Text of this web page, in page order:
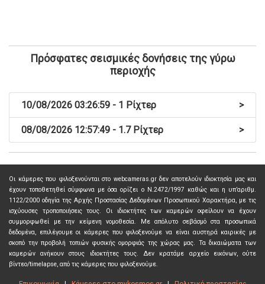
Πρόσφατες σεισμικές δονήσεις της γύρω
περιοχής
>
10/08/2026 03:26:59 - 1 Ρίχτερ
>
08/08/2026 12:57:49 - 1.7 Ρίχτερ
Οι κάμερες που φιλοξενούνται στο webcameras.gr δεν αποτελούν ιδιοκτησία μας και
έχουν τοποθετηθεί σύμφωνα με όσα ορίζει ο Ν.2472/1997 καθώς και η υπ’αριθμ.
1122/2000 οδηγία της Αρχής Προστασίας Δεδομένων Προσωπικού Χαρακτήρα, με τις
ισχύουσες τροποποιήσεις τους. Οι ιδιοκτήτες των καμερών οφείλουν να έχουν
συμμορφωθεί με την κείμενη νομοθεσία. Με απόλυτο σεβάσμό στα προσωπικά
δεδομένα, επιλέγουμε οι κάμερες που φιλοξενούμε να είναι αυστηρά καιρικές με
σκοπό την προβολή τοπιών φυσικής ομορφιάς της χώρας μας. Τα δικαιώματα των
καμερών ανήκουν στους ιδιοκτήτες τους. Δεν κρατάμε αρχείο εικόνων, ούτε
βίντεο/timelapse, από τις κάμερες που φιλοξενούμε.